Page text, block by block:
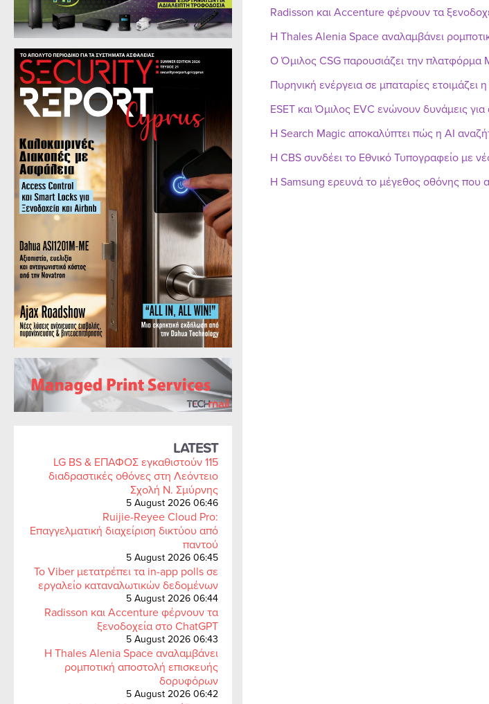
LATEST
LG BS & ΕΠΑΦΟΣ εγκαθιστούν 115
διαδραστικές οθόνες στη Λεόντειο
Σχολή Ν. Σμύρνης
5 August 2026 06:46
Ruijie-Reyee Cloud Pro:
Επαγγελματική διαχείριση δικτύου από
παντού
5 August 2026 06:45
Το Viber μετατρέπει τα in-app polls σε
εργαλείο καταναλωτικών δεδομένων
5 August 2026 06:44
Radisson και Accenture φέρνουν τα
ξενοδοχεία στο ChatGPT
5 August 2026 06:43
Η Thales Alenia Space αναλαμβάνει
ρομποτική αποστολή επισκευής
δορυφόρων
5 August 2026 06:42
Radisson και Accenture φέρνουν τα
Η Thales Alenia Space αναλαμβάνει
Ο Όμιλος CSG παρουσιάζει την πλατφόρμα
Πυρηνική ενέργεια σε μπαταρίες
ESET και Όμιλος EVC ενώνουν δυνάμεις
Η Search Magic αποκαλύπτει πώς η AI
Η CBS συνδέει το Εθνικό Τυπογραφείο με
Η Samsung ερευνά το μέγεθος οθόνης που